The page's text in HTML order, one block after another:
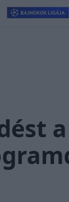
RTL+ #Exek
a